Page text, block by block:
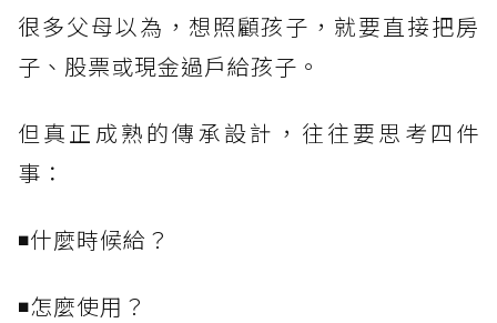
很多父母以為，想照顧孩子，就要直接把房
子、股票或現金過戶給孩子。
但真正成熟的傳承設計，往往要思考四件
事：
◾什麼時候給？
◾怎麼使用？